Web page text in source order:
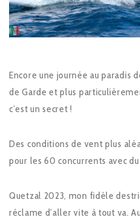
Encore une journée au paradis
de Garde et plus
c’est un secret !
Des conditions de vent plus
pour les 60 concurrents avec
Quetzal 2023, mon fidèle
réclame d’aller vite à tout va.